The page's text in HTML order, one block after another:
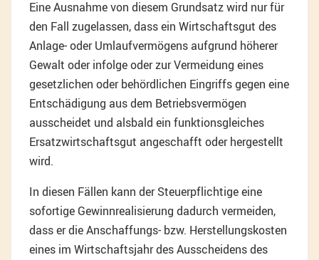
Eine Ausnahme von diesem Grundsatz wird nur für
den Fall zugelassen, dass ein Wirtschaftsgut des
Anlage- oder Umlaufvermögens aufgrund höherer
Gewalt oder infolge oder zur Vermeidung eines
gesetzlichen oder behördlichen Eingriffs gegen eine
Entschädigung aus dem Betriebsvermögen
ausscheidet und alsbald ein funktionsgleiches
Ersatzwirtschaftsgut angeschafft oder hergestellt
wird.
In diesen Fällen kann der Steuerpflichtige eine
sofortige Gewinnrealisierung dadurch vermeiden,
dass er die Anschaffungs- bzw. Herstellungskosten
eines im Wirtschaftsjahr des Ausscheidens des